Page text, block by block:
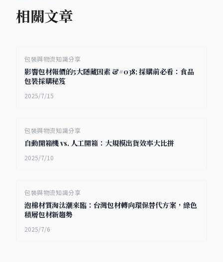
相關文章
包裝與物流知識分享
影響包材報價的5大隱藏因素 &#038; 採購前必看：食品
包裝採購秘笈
2025/7/15
包裝與物流知識分享
自動開箱機 vs. 人工開箱：大規模出貨效率大比拼
2025/7/10
包裝與物流知識分享
泡棉材質淘汰潮來臨：台灣包材轉向環保替代方案，綠色
積層包材新趨勢
2025/7/6